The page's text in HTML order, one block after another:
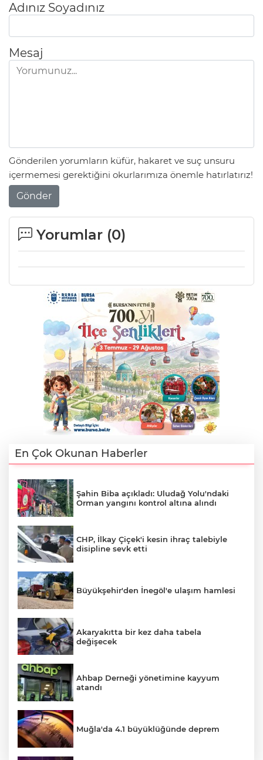
Adınız Soyadınız
Mesaj
Gönderilen yorumların küfür, hakaret ve suç unsuru
içermemesi gerektiğini okurlarımıza önemle hatırlatırız!
Gönder
Yorumlar (0)
En Çok Okunan Haberler
Şahin Biba açıkladı: Uludağ Yolu'ndaki
Orman yangını kontrol altına alındı
CHP, İlkay Çiçek'i kesin ihraç talebiyle
disipline sevk etti
Büyükşehir'den İnegöl'e ulaşım hamlesi
Akaryakıtta bir kez daha tabela
değişecek
Ahbap Derneği yönetimine kayyum
atandı
Muğla'da 4.1 büyüklüğünde deprem